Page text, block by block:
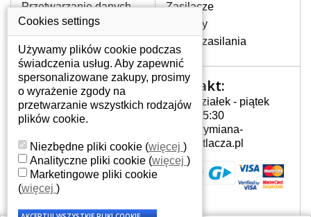
NAJWYZSZEJ JAKOŚCI!
W naszym magazynie przez
cały okres gwarancji posiadamy
wyłącznie wysokiej jakości
oryginalne matryce klasy A+ bez
wadliwych pikseli.
JAK WYBRAĆ ODPOWIEDNI EKRAN
DO LAPTOPA ACER ASPIRE ONE
Odpowiedni ekran można dobrać do
konkretnego modelu laptopa, którego
oznaczenie można znaleźć na naklejce
na spodzie laptopa lub pod baterią, bywa
Przetwarzanie danych
osobowych
Gdzie nas znajdziesz
Zasilacze
Zawiasy
Złącza zasilania
Twoje konto
Twoje konto
Dane osobowe
Adresy
Historia zamówień
Kontakt:
Poniedziałek - piątek
7:00 - 15:30
info@wymiana-
wyswietlacza.pl
Cookies settings
Używamy plików cookie podczas
świadczenia usług. Aby zapewnić
spersonalizowane zakupy, prosimy
o wyrażenie zgody na
przetwarzanie wszystkich rodzajów
plików cookie.
Niezbędne pliki cookie (więcej )
Analityczne pliki cookie (więcej )
Marketingowe pliki cookie
(więcej )